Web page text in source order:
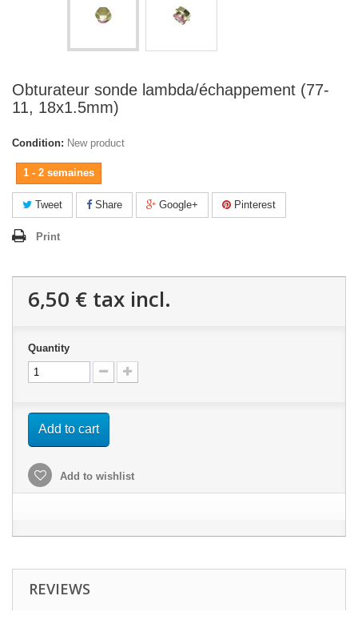
Obturateur sonde lambda/échappement (77-
11, 18x1.5mm)
Condition: New product
1 - 2 semaines
Tweet Share Google+ Pinterest
Print
6,50 € tax incl.
Quantity
Add to cart
Add to wishlist
REVIEWS